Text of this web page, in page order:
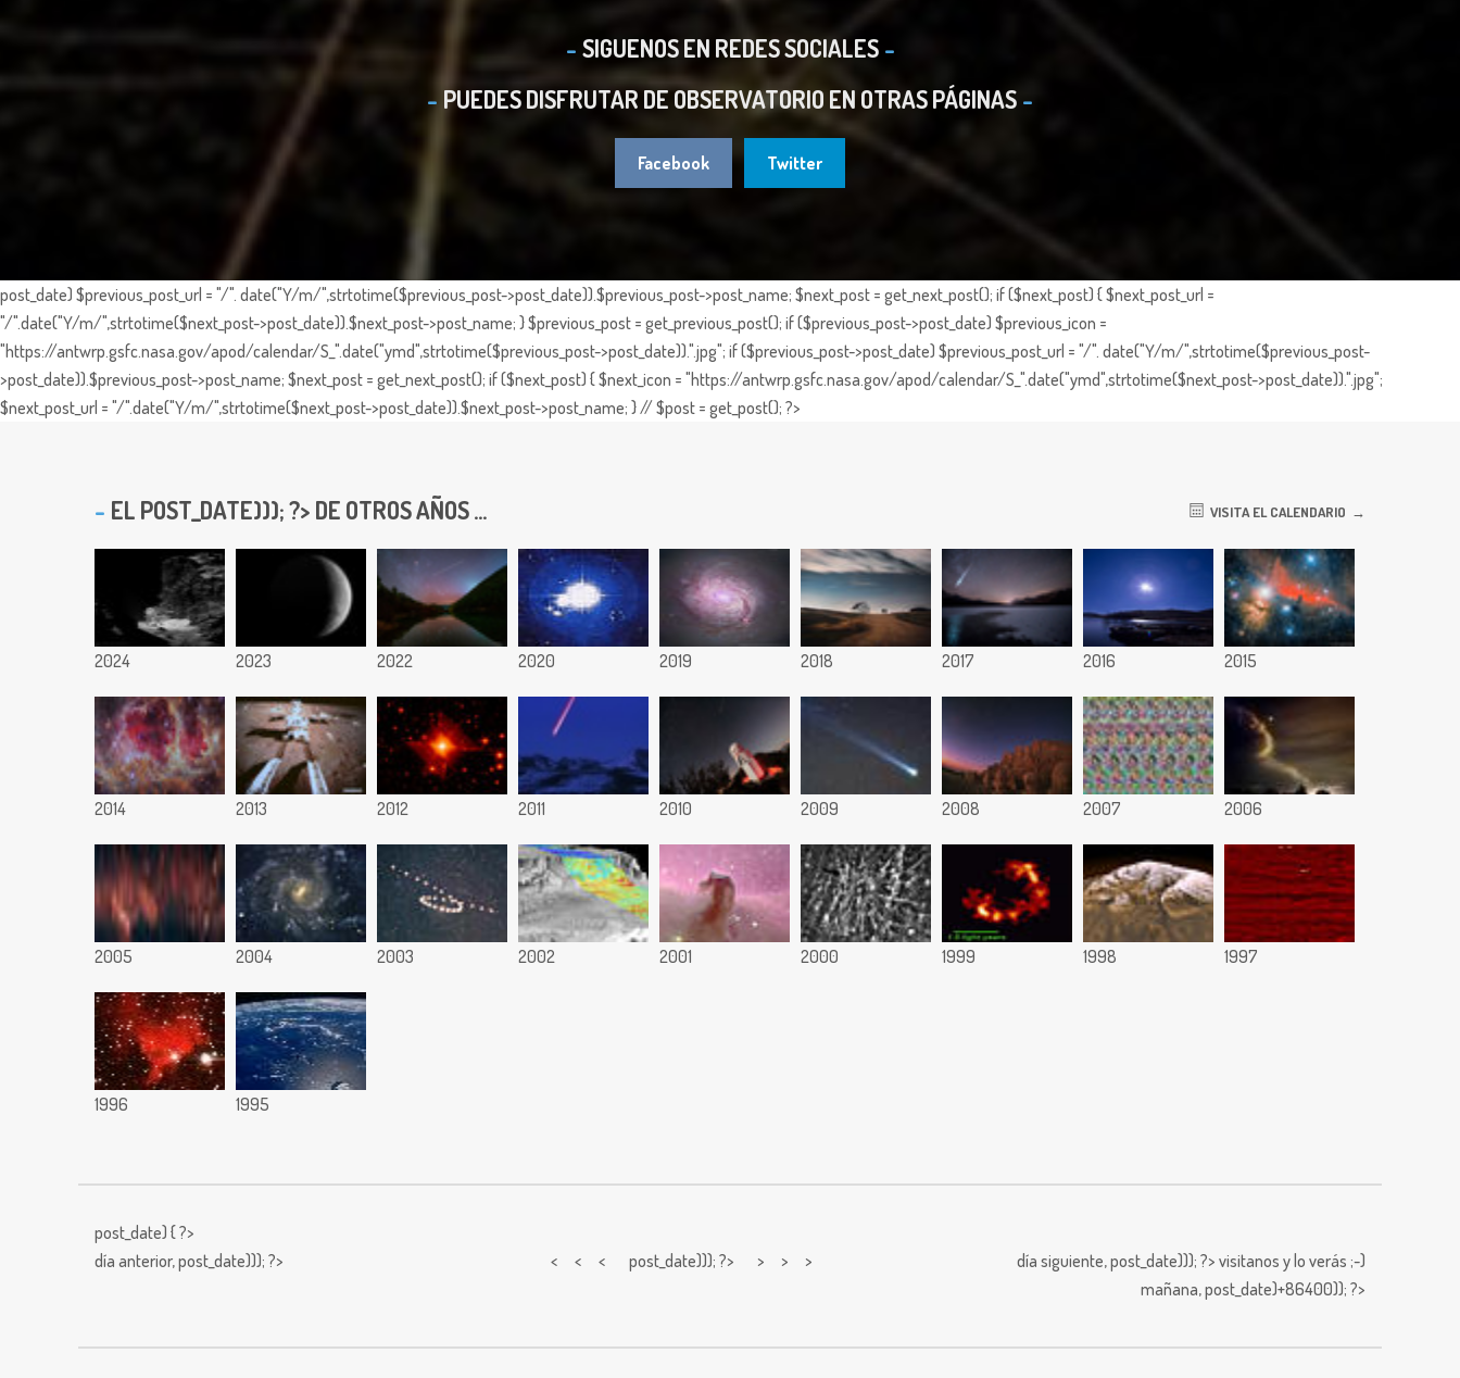
SIGUENOS EN REDES SOCIALES
PUEDES DISFRUTAR DE OBSERVATORIO EN OTRAS PÁGINAS
Facebook Twitter
post_date) $previous_post_url = "/". date("Y/m/",strtotime($previous_post->post_date)).$previous_post->post_name; $next_post = get_next_post(); if ($next_post) { $next_post_url =
"/".date("Y/m/",strtotime($next_post->post_date)).$next_post->post_name; } $previous_post = get_previous_post(); if ($previous_post->post_date) $previous_icon =
"https://antwrp.gsfc.nasa.gov/apod/calendar/S_".date("ymd",strtotime($previous_post->post_date)).".jpg"; if ($previous_post->post_date) $previous_post_url = "/". date("Y/m/",strtotime($previous_post-
>post_date)).$previous_post->post_name; $next_post = get_next_post(); if ($next_post) { $next_icon = "https://antwrp.gsfc.nasa.gov/apod/calendar/S_".date("ymd",strtotime($next_post->post_date)).".jpg";
$next_post_url = "/".date("Y/m/",strtotime($next_post->post_date)).$next_post->post_name; } // $post = get_post(); ?>
EL POST_DATE))); ?> DE OTROS AÑOS ... VISITA EL CALENDARIO
2024 2023 2022 2020 2019 2018 2017 2016 2015
2014 2013 2012 2011 2010 2009 2008 2007 2006
2005 2004 2003 2002 2001 2000 1999 1998 1997
1996 1995
post_date) { ?>
día anterior,post_date))); ?> < < < post_date))); ?> > > > día siguiente,post_date))); ?> visitanos y lo verás ;-)
mañana,post_date)+86400)); ?>